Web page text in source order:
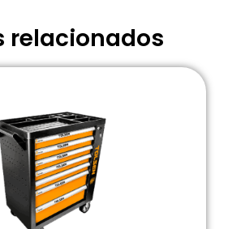
relacionados